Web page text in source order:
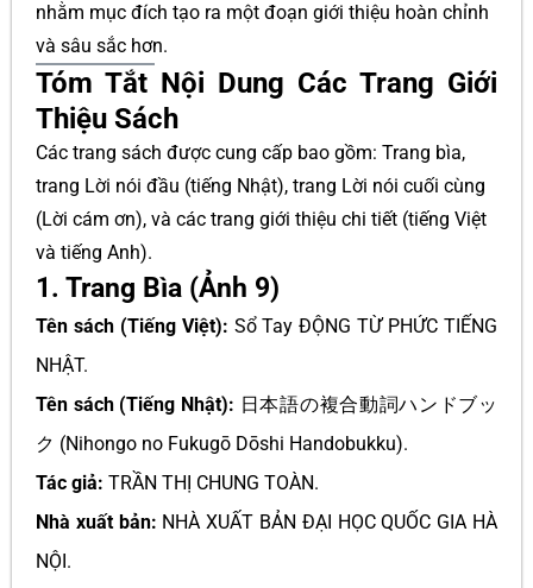
nhằm mục đích tạo ra một đoạn giới thiệu hoàn chỉnh
và sâu sắc hơn.
Tóm Tắt Nội Dung Các Trang Giới
Thiệu Sách
Các trang sách được cung cấp bao gồm: Trang bìa,
trang Lời nói đầu (tiếng Nhật), trang Lời nói cuối cùng
(Lời cám ơn), và các trang giới thiệu chi tiết (tiếng Việt
và tiếng Anh).
1. Trang Bìa (Ảnh 9)
Tên sách (Tiếng Việt): Sổ Tay ĐỘNG TỪ PHỨC TIẾNG
NHẬT.
Tên sách (Tiếng Nhật): 日本語の複合動詞ハンドブッ
ク (Nihongo no Fukugō Dōshi Handobukku).
Tác giả: TRẦN THỊ CHUNG TOÀN.
Nhà xuất bản: NHÀ XUẤT BẢN ĐẠI HỌC QUỐC GIA HÀ
NỘI.